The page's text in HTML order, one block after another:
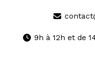
9h à 12h et de